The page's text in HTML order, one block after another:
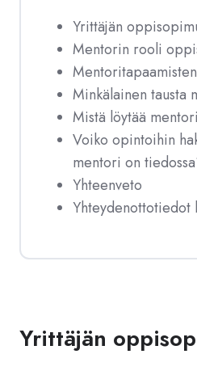
Yrittäjän
Mentorin rooli
Minkälainen tausta
Mistä löytää
Voiko opintoihin
mentori on
Yhteenveto
Yhteydenottotiedot
Yrittäjän